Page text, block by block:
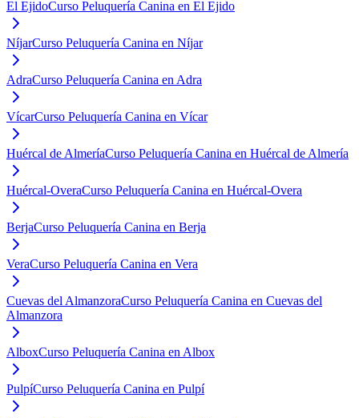
El EjidoCurso Peluquería Canina en El Ejido
NíjarCurso Peluquería Canina en Níjar
AdraCurso Peluquería Canina en Adra
VícarCurso Peluquería Canina en Vícar
Huércal de AlmeríaCurso Peluquería Canina en Huércal de Almería
Huércal-OveraCurso Peluquería Canina en Huércal-Overa
BerjaCurso Peluquería Canina en Berja
VeraCurso Peluquería Canina en Vera
Cuevas del AlmanzoraCurso Peluquería Canina en Cuevas del
Almanzora
AlboxCurso Peluquería Canina en Albox
PulpíCurso Peluquería Canina en Pulpí